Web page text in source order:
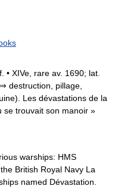
XIVe, rare av. 1690; lat.
destruction, pillage,
Les dévastations de la
se trouvait son manoir »
warships: HMS
British Royal Navy La
named Dévastation.